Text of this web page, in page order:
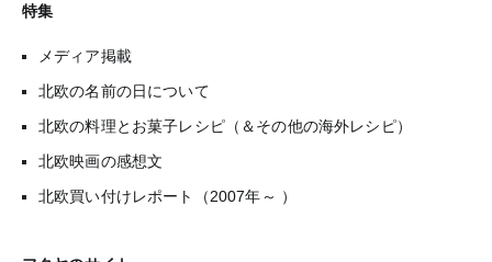
特集
メディア掲載
北欧の名前の日について
北欧の料理とお菓子レシピ（＆その他の海外レシピ）
北欧映画の感想文
北欧買い付けレポート（2007年～ ）